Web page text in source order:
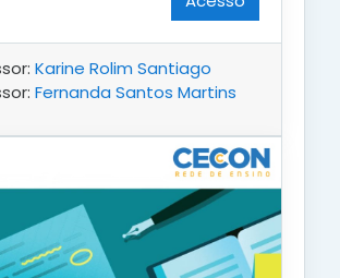
Karine Rolim Santiago
Fernanda Santos Martins